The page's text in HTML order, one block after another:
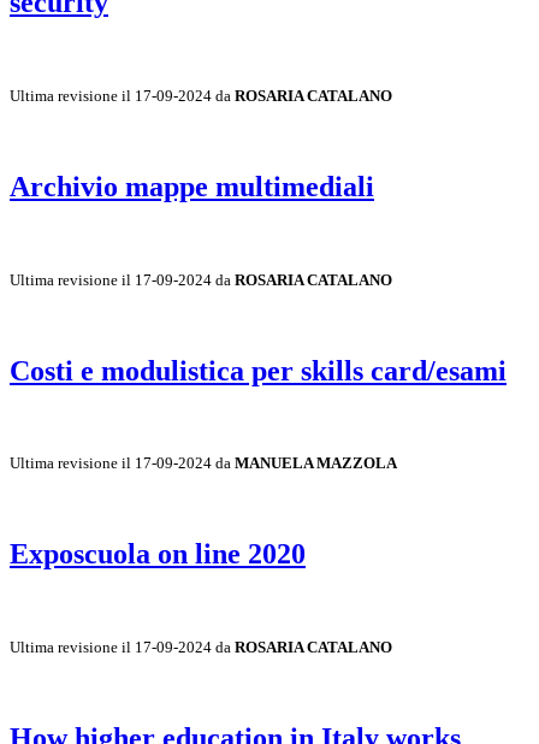
Ultima revisione il 17-09-2024 da ROSARIA CATALANO
Archivio mappe multimediali
Ultima revisione il 17-09-2024 da ROSARIA CATALANO
Costi e modulistica per skills card/esami
Ultima revisione il 17-09-2024 da MANUELA MAZZOLA
Exposcuola on line 2020
Ultima revisione il 17-09-2024 da ROSARIA CATALANO